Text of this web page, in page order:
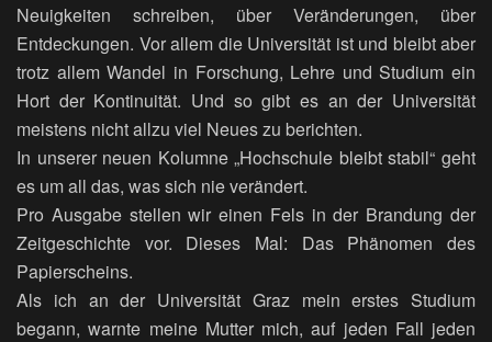
Neuigkeiten schreiben, über Veränderungen, über
Entdeckungen. Vor allem die Universität ist und bleibt aber
trotz allem Wandel in Forschung, Lehre und Studium ein
Hort der Kontinuität. Und so gibt es an der Universität
meistens nicht allzu viel Neues zu berichten.
In unserer neuen Kolumne „Hochschule bleibt stabil“ geht
es um all das, was sich nie verändert.
Pro Ausgabe stellen wir einen Fels in der Brandung der
Zeitgeschichte vor. Dieses Mal: Das Phänomen des
Papierscheins.
Als ich an der Universität Graz mein erstes Studium
begann, warnte meine Mutter mich, auf jeden Fall jeden